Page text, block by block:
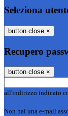
Seleziona
button close ×
Recupero
button close ×
all'indirizzo indicato
Non hai una e-mail